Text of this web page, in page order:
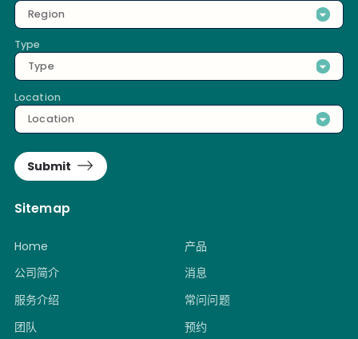
Region
Type
Type
Location
Location
Submit
Sitemap
Home
公司简介
服务介绍
团队
产品
消息
常问问题
预约